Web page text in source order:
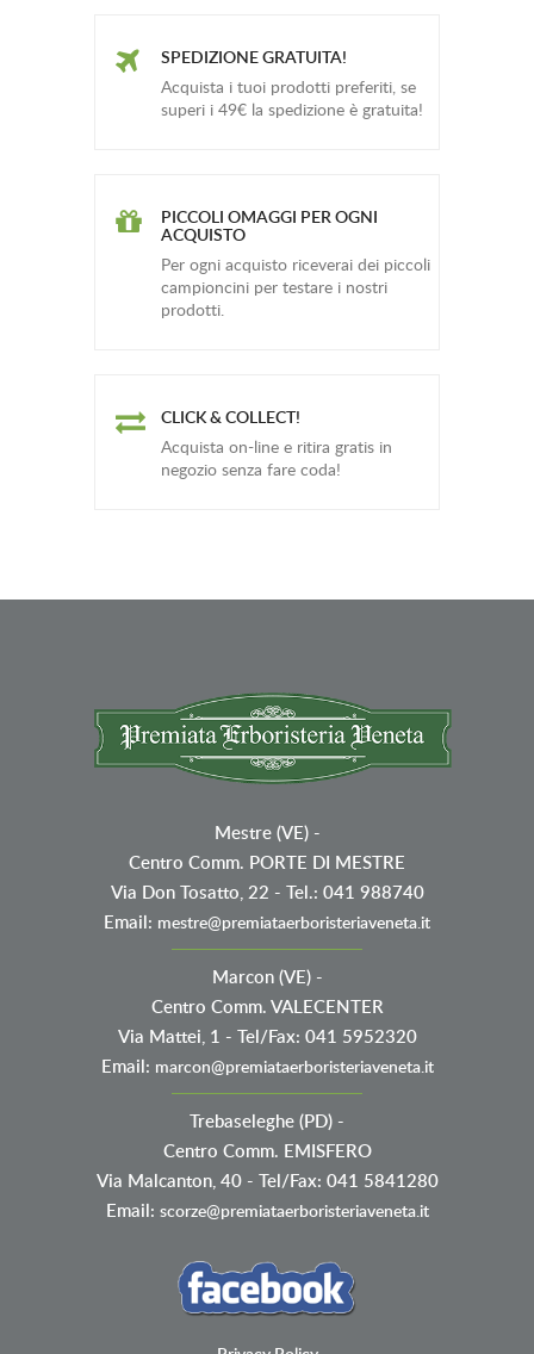
SPEDIZIONE GRATUITA!
Acquista i tuoi prodotti preferiti, se
superi i 49€ la spedizione è gratuita!
PICCOLI OMAGGI PER OGNI
ACQUISTO
Per ogni acquisto riceverai dei piccoli
campioncini per testare i nostri
prodotti.
CLICK & COLLECT!
Acquista on-line e ritira gratis in
negozio senza fare coda!
Mestre (VE)-
Centro Comm. PORTE DI MESTRE
Via Don Tosatto, 22 - Tel.: 041 988740
Email: mestre@premiataerboristeriaveneta.it
Marcon (VE)-
Centro Comm. VALECENTER
Via Mattei, 1 - Tel/Fax: 041 5952320
Email: marcon@premiataerboristeriaveneta.it
Trebaseleghe (PD) -
Centro Comm. EMISFERO
Via Malcanton, 40 - Tel/Fax: 041 5841280
Email: scorze@premiataerboristeriaveneta.it